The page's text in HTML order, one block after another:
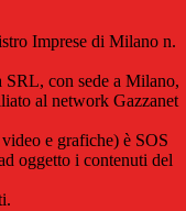
Imprese di Milano n.
con sede a Milano,
al network Gazzanet
e grafiche) è SOS
oggetto i contenuti del